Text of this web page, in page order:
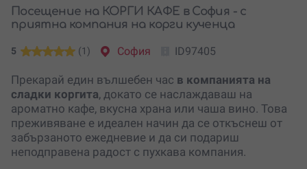
Посещение на КОРГИ КАФЕ в София - с
приятна компания на корги кученца
5 (1) София ID97405
Прекарай един вълшебен час в компанията на
сладки коргита, докато се наслаждаваш на
ароматно кафе, вкусна храна или чаша вино. Това
преживяване е идеален начин да се откъснеш от
забързаното ежедневие и да си подариш
неподправена радост с пухкава компания.